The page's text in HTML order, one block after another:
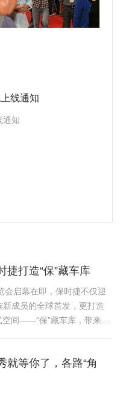
线通知
通知
捷打造“保”藏车库
会启幕在即，保时捷不仅迎
成员的全球首发，更打造
间——“保”藏车库，带来一
就等你了，各路“角